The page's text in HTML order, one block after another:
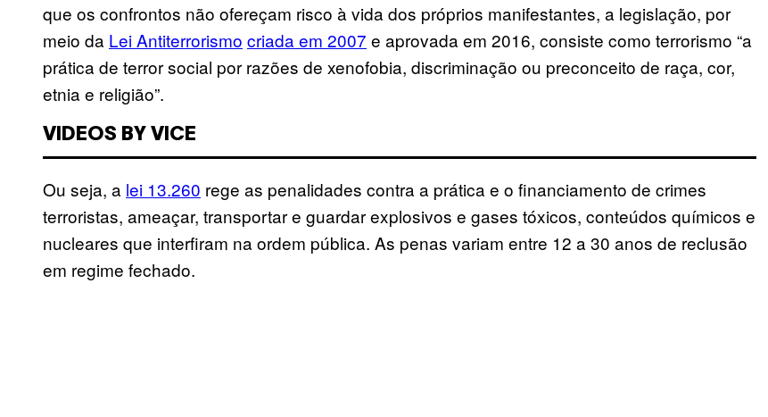
que os confrontos não ofereçam risco à vida dos próprios manifestantes, a legislação, por
meio da Lei Antiterrorismo criada em 2007 e aprovada em 2016, consiste como terrorismo “a
prática de terror social por razões de xenofobia, discriminação ou preconceito de raça, cor,
etnia e religião”.
VIDEOS BY VICE
Ou seja, a lei 13.260 rege as penalidades contra a prática e o financiamento de crimes
terroristas, ameaçar, transportar e guardar explosivos e gases tóxicos, conteúdos químicos e
nucleares que interfiram na ordem pública. As penas variam entre 12 a 30 anos de reclusão
em regime fechado.